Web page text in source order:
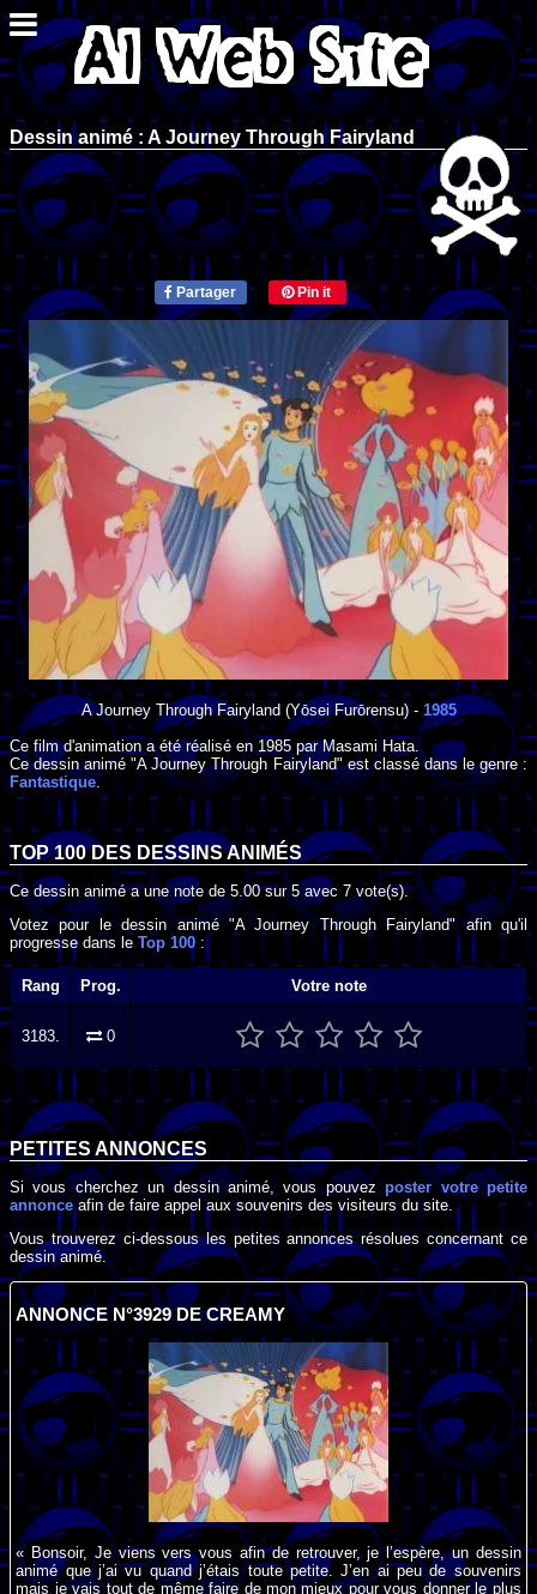
Dessin animé : A Journey Through Fairyland
Partager Pin it
A Journey Through Fairyland (Yōsei Furōrensu) - 1985
Ce film d'animation a été réalisé en 1985 parMasami Hata.
Ce dessin animé "A Journey Through Fairyland" est classé dans le genre :
Fantastique.
TOP 100 DES DESSINS ANIMÉS
Ce dessin animé a une note de5.00sur5avec 7 vote(s).
Votez pour le dessin animé "A Journey Through Fairyland" afin qu'il
progresse dans le Top 100 :
Rang Prog. Votre note
3183. 0
PETITES ANNONCES
Si vous cherchez un dessin animé, vous pouvezposter votre petite
annonceafin de faire appel aux souvenirs des visiteurs du site.
Vous trouverez ci-dessous les petites annonces résolues concernant ce
dessin animé.
ANNONCE N°3929 DE CREAMY
« Bonsoir, Je viens vers vous afin de retrouver, je l’espère, un dessin
animé que j’ai vu quand j’étais toute petite. J’en ai peu de souvenirs
mais je vais tout de même faire de mon mieux pour vous donner le plus